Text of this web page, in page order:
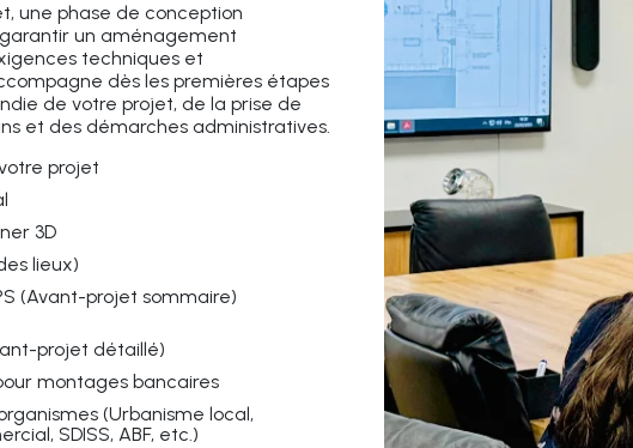
une phase de conception
un aménagement
techniques et
dès les premières étapes
de votre projet, de la prise de
et des démarches administratives.
projet
3D
lieux)
(Avant-projet sommaire)
projet détaillé)
montages bancaires
(Urbanisme local,
SDISS, ABF, etc.)